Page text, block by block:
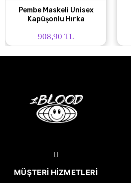
Pembe Maskeli Unisex
Kapüşonlu Hırka
908,90 TL
MÜŞTERI HIZMETLERI